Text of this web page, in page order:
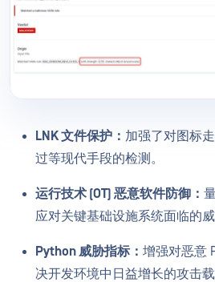
LNK 文件保护： 加强了对图标
过等现代手段的检测。
运行技术 (OT) 恶意软件防御：
应对关键基础设施系统面临的威
Python 威胁指标： 增强对恶意
决开发环境中日益增长的攻击载